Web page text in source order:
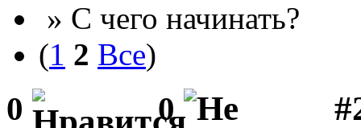
» С чего начинать?
(1 2 Все)
0 0